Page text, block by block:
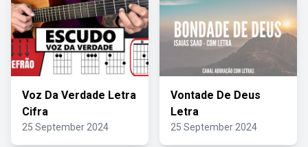
Voz Da Verdade Letra
Cifra
25 September 2024
Vontade De Deus
Letra
25 September 2024